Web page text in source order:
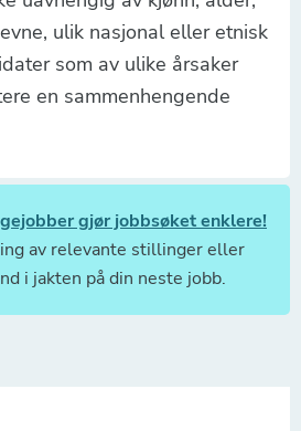
ulik nasjonal eller etnisk
som av ulike årsaker
en sammenhengende
gjør jobbsøket enklere!
av relevante stillinger eller
i jakten på din neste jobb.